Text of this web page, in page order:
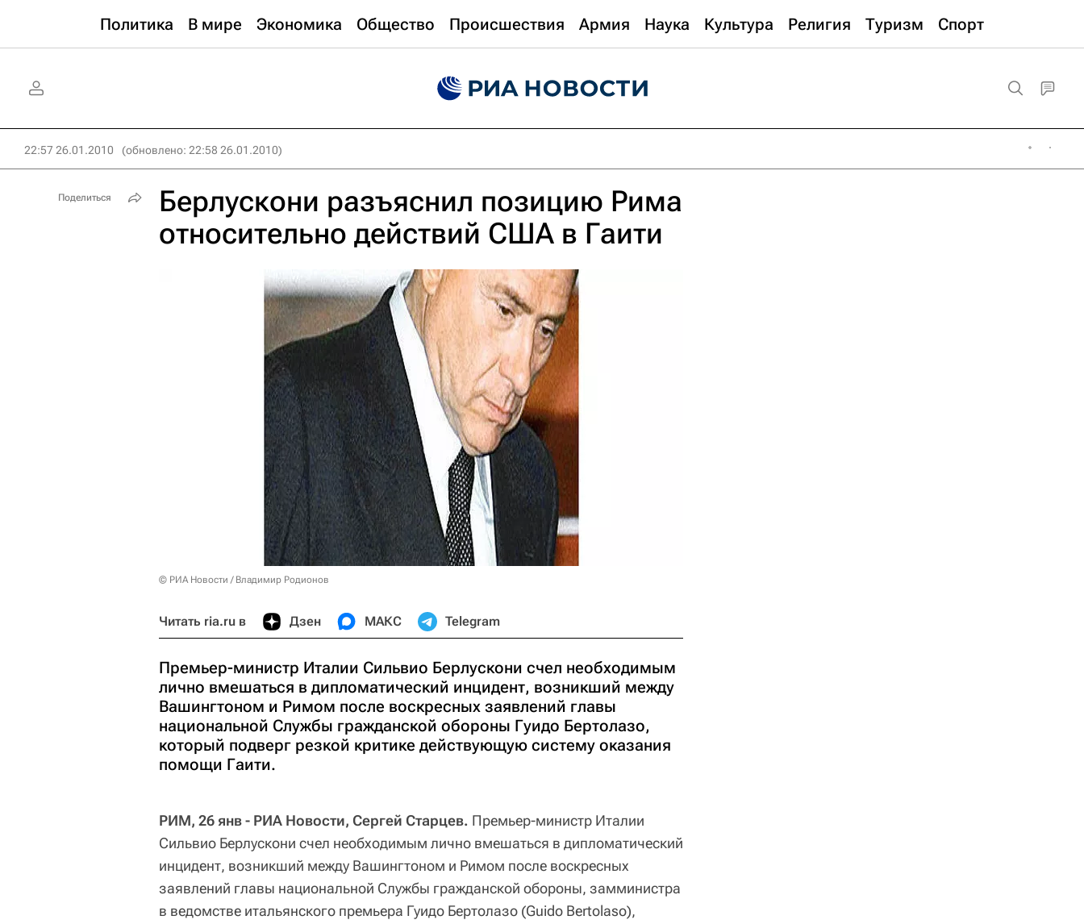
Политика В мире Экономика Общество Происшествия Армия Наука Культура Религия Туризм Спорт
22:57 26.01.2010 (обновлено: 22:58 26.01.2010)
Берлускони разъяснил позицию Рима
относительно действий США в Гаити
© РИА Новости / Владимир Родионов
Читать ria.ru в Дзен МАКС Telegram
Премьер-министр Италии Сильвио Берлускони счел необходимым
лично вмешаться в дипломатический инцидент, возникший между
Вашингтоном и Римом после воскресных заявлений главы
национальной Службы гражданской обороны Гуидо Бертолазо,
который подверг резкой критике действующую систему оказания
помощи Гаити.
РИМ, 26 янв - РИА Новости, Сергей Старцев. Премьер-министр Италии
Сильвио Берлускони счел необходимым лично вмешаться в дипломатический
инцидент, возникший между Вашингтоном и Римом после воскресных
заявлений главы национальной Службы гражданской обороны, замминистра
в ведомстве итальянского премьера Гуидо Бертолазо (Guido Bertolaso),
Поделиться